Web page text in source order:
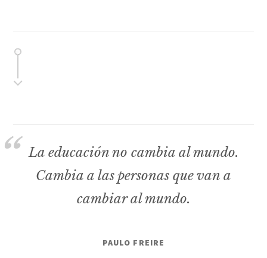
La educación no cambia al mundo.
Cambia a las personas que van a
cambiar al mundo.
PAULO FREIRE